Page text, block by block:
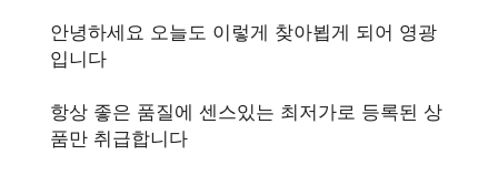
안녕하세요 오늘도 이렇게 찾아뵙게 되어 영광
입니다
항상 좋은 품질에 센스있는 최저가로 등록된 상
품만 취급합니다